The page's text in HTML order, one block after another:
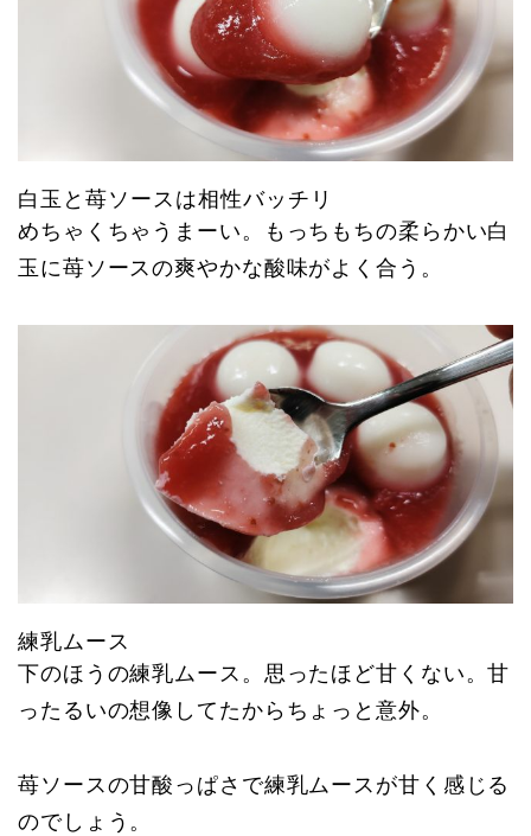
白玉と苺ソースは相性バッチリ
めちゃくちゃうまーい。もっちもちの柔らかい白
玉に苺ソースの爽やかな酸味がよく合う。
練乳ムース
下のほうの練乳ムース。思ったほど甘くない。甘
ったるいの想像してたからちょっと意外。
苺ソースの甘酸っぱさで練乳ムースが甘く感じる
のでしょう。